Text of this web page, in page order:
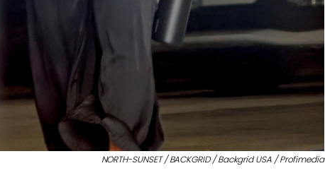
NORTH-SUNSET / BACKGRID / Backgrid USA / Profimedia